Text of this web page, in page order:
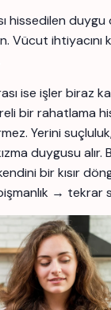
hissedilen
ihtiyacını
ise işler biraz
bir rahatlama
Yerini
duygusu alır.
bir kısır
→ tekrar